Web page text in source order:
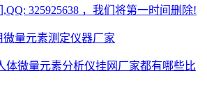
325925638 ，我们将第一时间删除!
微量元素测定仪器厂家
体微量元素分析仪挂网厂家都有哪些比